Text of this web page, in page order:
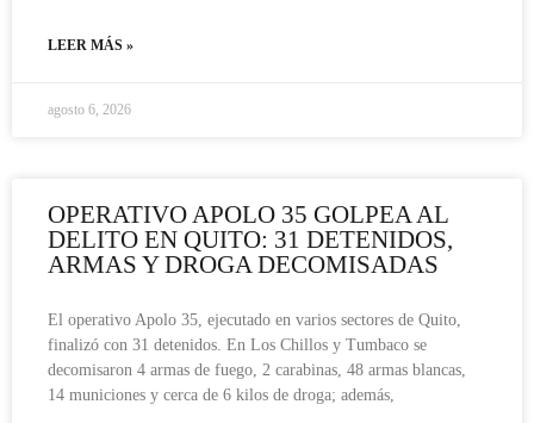
LEER MÁS »
agosto 6, 2026
OPERATIVO APOLO 35 GOLPEA AL
DELITO EN QUITO: 31 DETENIDOS,
ARMAS Y DROGA DECOMISADAS
El operativo Apolo 35, ejecutado en varios sectores de Quito,
finalizó con 31 detenidos. En Los Chillos y Tumbaco se
decomisaron 4 armas de fuego, 2 carabinas, 48 armas blancas,
14 municiones y cerca de 6 kilos de droga; además,